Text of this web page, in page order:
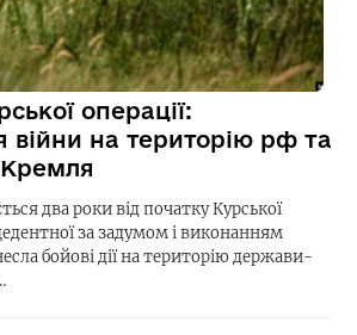
операції:
війни на територію рф та
два роки від початку Курської
за задумом і виконанням
бойові дії на територію держави-